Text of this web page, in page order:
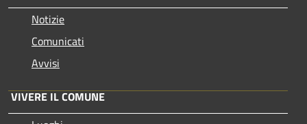
Notizie
Comunicati
Avvisi
VIVERE IL COMUNE